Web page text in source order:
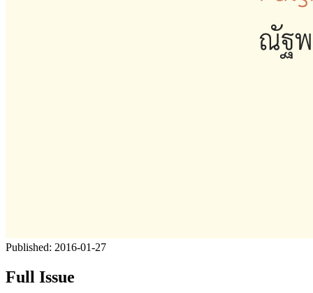
Published: 2016-01-27
Full Issue